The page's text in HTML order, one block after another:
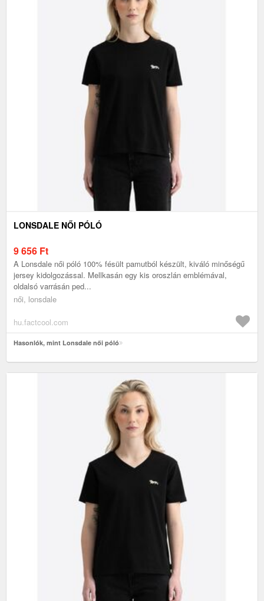
LONSDALE NŐI PÓLÓ
9 656 Ft
A Lonsdale női póló 100% fésült pamutból készült, kiváló minőségű
jersey kidolgozással. Mellkasán egy kis oroszlán emblémával,
oldalsó varrásán ped...
női, lonsdale
hu.factcool.com
Hasonlók, mint Lonsdale női póló